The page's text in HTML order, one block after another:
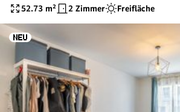
52.73 m² 2 Zimmer Freifläche